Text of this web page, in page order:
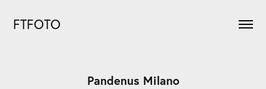
FTFOTO
Pandenus Milano